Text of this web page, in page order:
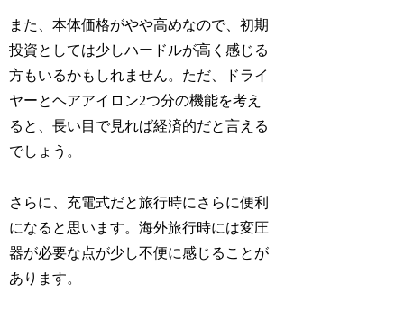
また、本体価格がやや高めなので、初期
投資としては少しハードルが高く感じる
方もいるかもしれません。ただ、ドライ
ヤーとヘアアイロン2つ分の機能を考え
ると、長い目で見れば経済的だと言える
でしょう。
さらに、充電式だと旅行時にさらに便利
になると思います。海外旅行時には変圧
器が必要な点が少し不便に感じることが
あります。